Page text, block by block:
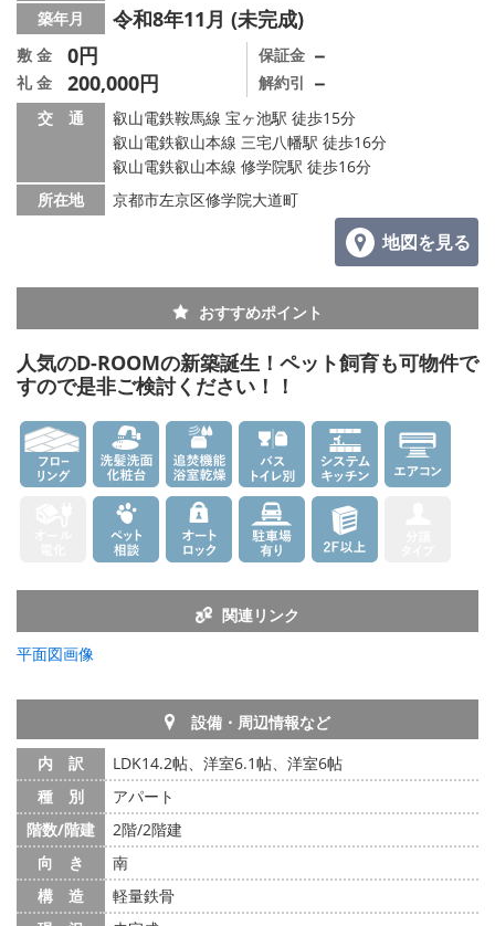
会社概要
メールでお問い合わせ
築年月 令和8年11月 (未完成)
敷 金 0円
礼 金 200,000円
保証金 －
解約引 －
交 通
叡山電鉄鞍馬線 宝ヶ池駅 徒歩15分
叡山電鉄叡山本線 三宅八幡駅 徒歩16分
叡山電鉄叡山本線 修学院駅 徒歩16分
所在地
京都市左京区修学院大道町
地図を見る
おすすめポイント
人気のD-ROOMの新築誕生！ペット飼育も可物件で
すので是非ご検討ください！！
関連リンク
平面図画像
設備・周辺情報など
内 訳
LDK14.2帖、洋室6.1帖、洋室6帖
種 別
アパート
階数/階建
2階/2階建
向 き
南
構 造
軽量鉄骨